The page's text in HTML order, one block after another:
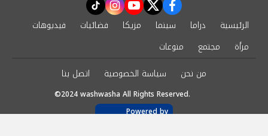
facebook
twitter
youtube
instagram
tiktok
الرئيسية دراما سينما مزيكا فضائيات
فيديوهات
مرأة
مجتمع
منوعات
من نحن
سياسة الخصوصية اتصل بنا
©2024 washwasha All Rights Reserved.
Powered by